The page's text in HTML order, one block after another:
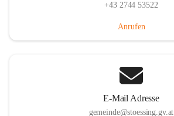
+43 2744 53522
Anrufen
E-Mail Adresse
gemeinde@stoessing.gv.at